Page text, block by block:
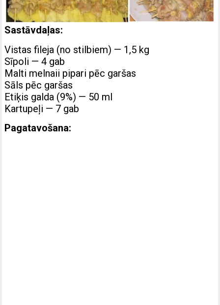
Sastāvdaļas:
Vistas fileja (no stilbiem) — 1,5 kg
Sīpoli — 4 gab
Malti melnaii pipari pēc garšas
Sāls pēc garšas
Etiķis galda (9%) — 50 ml
Kartupeļi — 7 gab
Pagatavošana: